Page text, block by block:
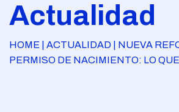
Actualidad
HOME | ACTUALIDAD | NUEVA
PERMISO DE NACIMIENTO: LO